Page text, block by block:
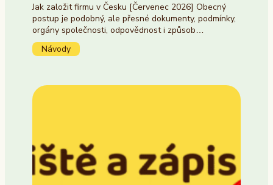
Jak založit firmu v Česku [Červenec 2026] Obecný
postup je podobný, ale přesné dokumenty, podmínky,
orgány společnosti, odpovědnost i způsob…
Návody